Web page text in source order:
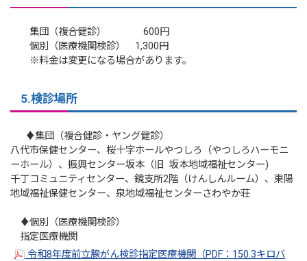
集団（複合健診） 600円
個別（医療機関検診） 1,300円
※料金は変更になる場合があります。
5.検診場所
♦集団（複合健診・ヤング健診）
八代市保健センター、桜十字ホールやつしろ（やつしろハーモニ
ーホール）、振興センター坂本（旧 坂本地域福祉センター)
千丁コミュニティセンター、鏡支所2階（けんしんルーム）、東陽
地域福祉保健センター、泉地域福祉センターさわやか荘
♦個別（医療機関検診）
指定医療機関
令和8年度前立腺がん検診指定医療機関（PDF：150.3キロバ